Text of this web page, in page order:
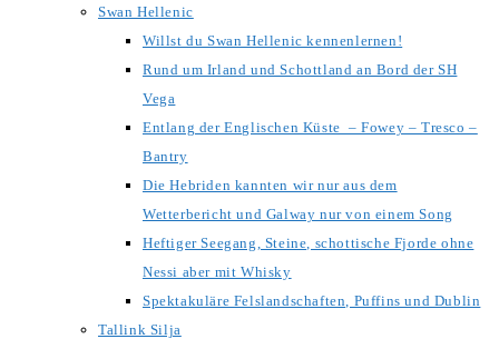
Swan Hellenic
Willst du Swan Hellenic kennenlernen!
Rund um Irland und Schottland an Bord der SH
Vega
Entlang der Englischen Küste – Fowey – Tresco –
Bantry
Die Hebriden kannten wir nur aus dem
Wetterbericht und Galway nur von einem Song
Heftiger Seegang, Steine, schottische Fjorde ohne
Nessi aber mit Whisky
Spektakuläre Felslandschaften, Puffins und Dublin
Tallink Silja